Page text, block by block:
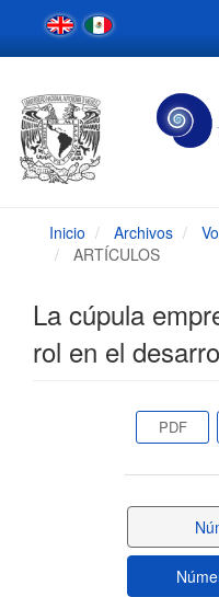
Navegación
principal
Contenido
Barra
lateral
Inicio Archivos
ARTÍCULOS
La cúpula
rol en el
artículo
PDF